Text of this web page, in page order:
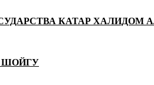
КАТАР
ШОЙГУ